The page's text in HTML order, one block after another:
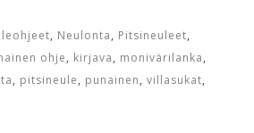
, Neulonta, Pitsineuleet,
ohje, kirjava, monivärilanka,
, pitsineule, punainen, villasukat,